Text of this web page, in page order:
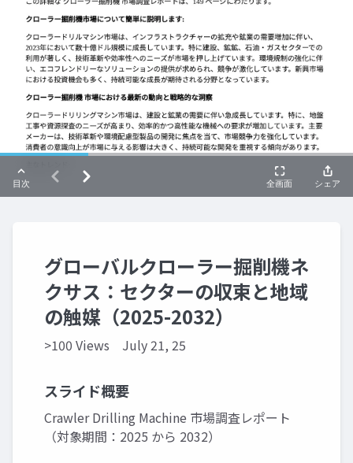
グローバルクローラー掘削機ネ
クサス：セクターの収束と地域
の触媒（2025-2032）
>100 Views July 21, 25
スライド概要
Crawler Drilling Machine 市場調査レポート
（対象期間：2025 から 2032）